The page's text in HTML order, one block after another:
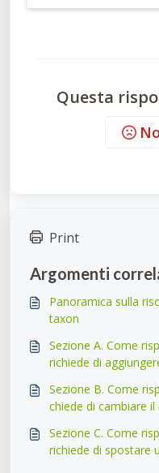
Questa
No
Print
Argomenti
Panoramica sulla
taxon
Sezione A. Come
richiede di
Sezione B. Come
chiede di cambiare
Sezione C. Come
richiede di spostare